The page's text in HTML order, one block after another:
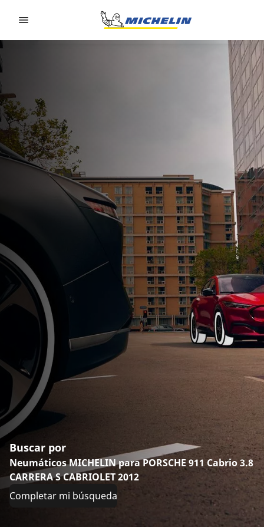
Buscar por
Neumáticos MICHELIN para PORSCHE 911 Cabrio 3.8
CARRERA S CABRIOLET 2012
Completar mi búsqueda